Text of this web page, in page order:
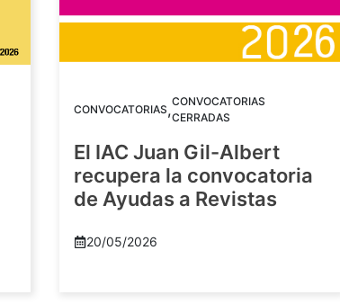
CONVOCATORIAS,CONVOCATORIAS
CERRADAS
El IAC Juan Gil-Albert
recupera la convocatoria
de Ayudas a Revistas
20/05/2026